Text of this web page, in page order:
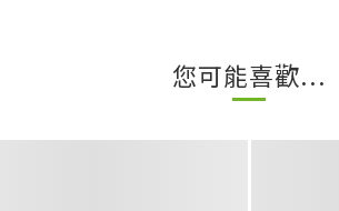
您可能喜歡...